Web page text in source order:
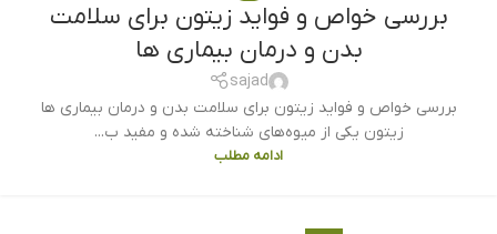
بررسی خواص و فواید زیتون برای سلامت
بدن و درمان بیماری ها
sajad
بررسی خواص و فواید زیتون برای سلامت بدن و درمان بیماری ها
زیتون یکی از میوه‌های شناخته شده و مفید ب...
ادامه مطلب